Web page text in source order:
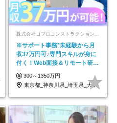
※サポート事務*未経験から月
収37万円可♪専門スキルが身に
付く！Web面接＆リモート研修
も充実♪/a
300～1350万円
東京都_神奈川県_埼玉県_大阪府_愛知県…